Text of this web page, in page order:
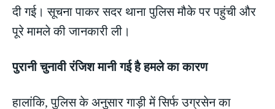
दी गई। सूचना पाकर सदर थाना पुलिस मौके पर पहुंची और
पूरे मामले की जानकारी ली।
पुरानी चुनावी रंजिश मानी गई है हमले का कारण
हालांकि, पुलिस के अनुसार गाड़ी में सिर्फ उग्रसेन का